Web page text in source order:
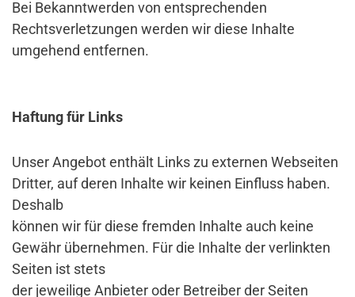
Bei Bekanntwerden von entsprechenden
Rechtsverletzungen werden wir diese Inhalte
umgehend entfernen.
Haftung für Links
Unser Angebot enthält Links zu externen Webseiten
Dritter, auf deren Inhalte wir keinen Einfluss haben.
Deshalb
können wir für diese fremden Inhalte auch keine
Gewähr übernehmen. Für die Inhalte der verlinkten
Seiten ist stets
der jeweilige Anbieter oder Betreiber der Seiten